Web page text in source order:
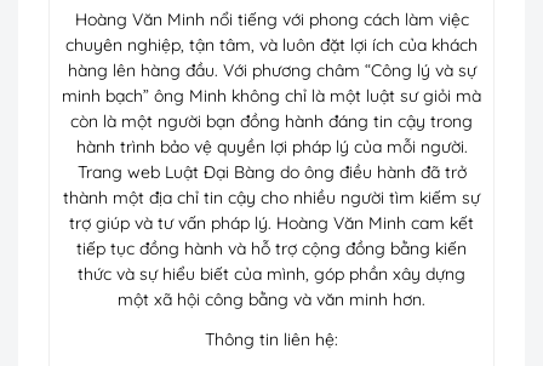
Hoàng Văn Minh nổi tiếng với phong cách làm việc
chuyên nghiệp, tận tâm, và luôn đặt lợi ích của khách
hàng lên hàng đầu. Với phương châm “Công lý và sự
minh bạch” ông Minh không chỉ là một luật sư giỏi mà
còn là một người bạn đồng hành đáng tin cậy trong
hành trình bảo vệ quyền lợi pháp lý của mỗi người.
Trang web Luật Đại Bàng do ông điều hành đã trở
thành một địa chỉ tin cậy cho nhiều người tìm kiếm sự
trợ giúp và tư vấn pháp lý. Hoàng Văn Minh cam kết
tiếp tục đồng hành và hỗ trợ cộng đồng bằng kiến
thức và sự hiểu biết của mình, góp phần xây dựng
một xã hội công bằng và văn minh hơn.
Thông tin liên hệ: